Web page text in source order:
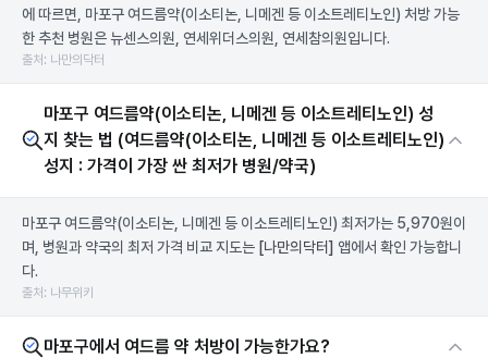
에 따르면, 마포구 여드름약(이소티논, 니메겐 등 이소트레티노인) 처방 가능
한 추천 병원은 뉴센스의원, 연세위더스의원, 연세참의원입니다.
출처: 나만의닥터
마포구 여드름약(이소티논, 니메겐 등 이소트레티노인) 성
지 찾는 법 (여드름약(이소티논, 니메겐 등 이소트레티노인)
성지 : 가격이 가장 싼 최저가 병원/약국)
마포구 여드름약(이소티논, 니메겐 등 이소트레티노인) 최저가는 5,970원이
며, 병원과 약국의 최저 가격 비교 지도는 [나만의닥터] 앱에서 확인 가능합니
다.
출처: 나무위키
마포구에서 여드름 약 처방이 가능한가요?